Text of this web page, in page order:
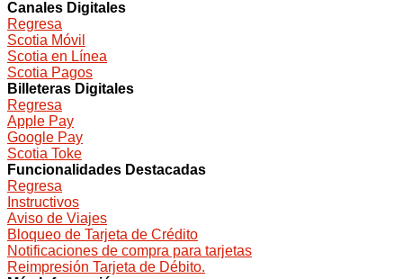
Canales Digitales
Regresa
Scotia Móvil
Scotia en Línea
Scotia Pagos
Billeteras Digitales
Regresa
Apple Pay
Google Pay
Scotia Toke
Funcionalidades Destacadas
Regresa
Instructivos
Aviso de Viajes
Bloqueo de Tarjeta de Crédito
Notificaciones de compra para tarjetas
Reimpresión Tarjeta de Débito.